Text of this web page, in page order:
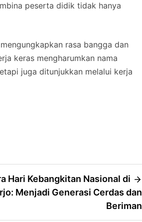
peserta didik tidak hanya
rasa bangga dan
keras mengharumkan nama
juga ditunjukkan melalui kerja
Hari Kebangkitan Nasional di
Menjadi Generasi Cerdas dan
Beriman